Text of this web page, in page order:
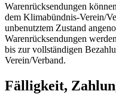
Warenrücksendungen
dem Klimabündnis-Verein/
unbenutztem Zustand
Warenrücksendungen
bis zur vollständigen
Verein/Verband.
Fälligkeit,